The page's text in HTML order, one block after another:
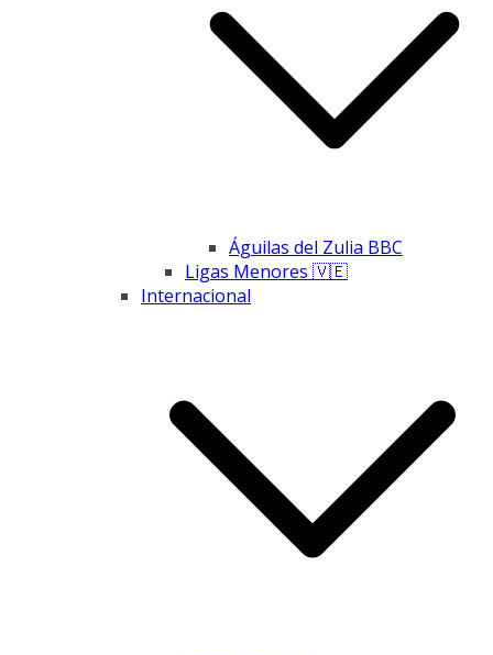
Águilas del Zulia BBC
Ligas Menores 🇻🇪
Internacional